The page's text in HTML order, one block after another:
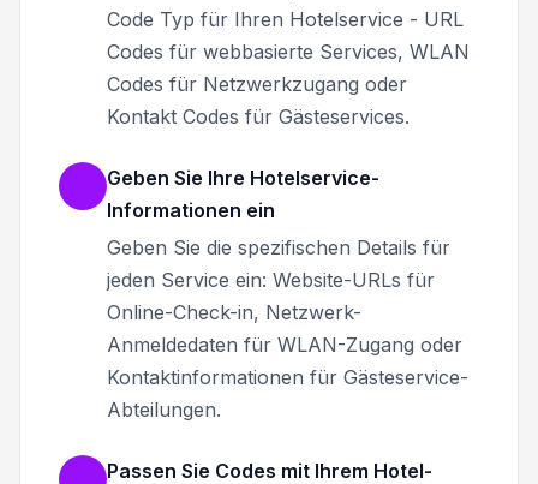
Code Typ für Ihren Hotelservice - URL
Codes für webbasierte Services, WLAN
Codes für Netzwerkzugang oder
Kontakt Codes für Gästeservices.
Geben Sie Ihre Hotelservice-
Informationen ein
Geben Sie die spezifischen Details für
jeden Service ein: Website-URLs für
Online-Check-in, Netzwerk-
Anmeldedaten für WLAN-Zugang oder
Kontaktinformationen für Gästeservice-
Abteilungen.
Passen Sie Codes mit Ihrem Hotel-